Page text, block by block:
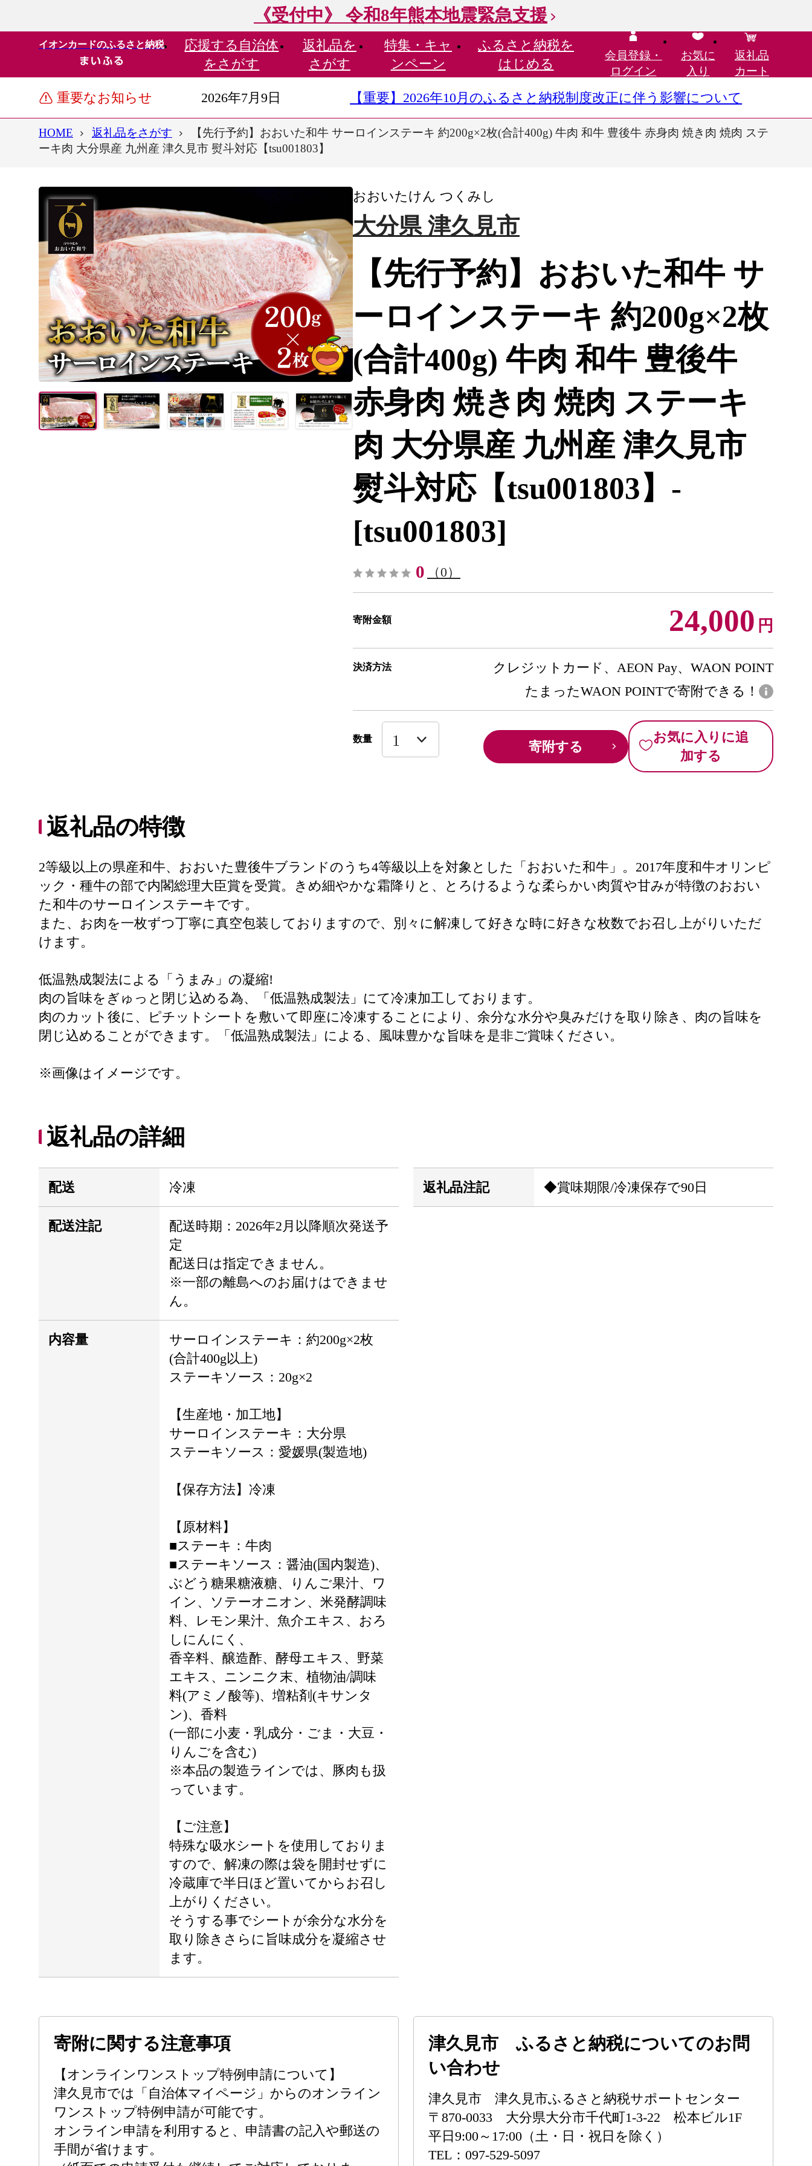
《受付中》 令和8年熊本地震緊急支援
イオンカードのふるさと納税 応援する 自治体
をさがす
返礼品を
さがす
特集・ キャ
ンペーン
ふるさと納税を
はじめる
会員登録・
ログイン
お気に
入り
返礼品
カート
重要なお知らせ 2026年7月9日 【重要】2026年10月のふるさと納税制度改正に伴う影響について
HOME 返礼品をさがす
【先行予約】おおいた和牛 サーロインステーキ 約200g×2枚(合計400g) 牛肉 和牛 豊後牛 赤身肉 焼き肉 焼肉 ステ
ーキ肉 大分県産 九州産 津久見市 熨斗対応【tsu001803】
おおいたけん つくみし
大分県 津久見市
【先行予約】おおいた和牛 サ
ーロインステーキ 約200g×2枚
(合計400g) 牛肉 和牛 豊後牛
赤身肉 焼き肉 焼肉 ステーキ
肉 大分県産 九州産 津久見市
熨斗対応【tsu001803】-
[tsu001803]
0 （0）
寄附金額 24,000 円
決済方法
クレジットカード、AEON Pay、WAON POINT
たまったWAON POINTで寄附できる！
数量 寄附する
お気に入りに追
加する
返礼品の特徴
2等級以上の県産和牛、おおいた豊後牛ブランドのうち4等級以上を対象とした「おおいた和牛」。2017年度和牛オリンピ
ック・種牛の部で内閣総理大臣賞を受賞。きめ細やかな霜降りと、とろけるような柔らかい肉質や甘みが特徴のおおい
た和牛のサーロインステーキです。
また、お肉を一枚ずつ丁寧に真空包装しておりますので、別々に解凍して好きな時に好きな枚数でお召し上がりいただ
けます。
低温熟成製法による「うまみ」の凝縮!
肉の旨味をぎゅっと閉じ込める為、「低温熟成製法」にて冷凍加工しております。
肉のカット後に、ピチットシートを敷いて即座に冷凍することにより、余分な水分や臭みだけを取り除き、肉の旨味を
閉じ込めることができます。「低温熟成製法」による、風味豊かな旨味を是非ご賞味ください。
※画像はイメージです。
返礼品の詳細
配送 冷凍
配送注記
配送時期：2026年2月以降順次発送予
定
配送日は指定できません。
※一部の離島へのお届けはできませ
ん。
内容量
サーロインステーキ：約200g×2枚
(合計400g以上)
ステーキソース：20g×2
【生産地・加工地】
サーロインステーキ：大分県
ステーキソース：愛媛県(製造地)
【保存方法】冷凍
【原材料】
■ステーキ：牛肉
■ステーキソース：醤油(国内製造)、
ぶどう糖果糖液糖、りんご果汁、ワ
イン、ソテーオニオン、米発酵調味
料、レモン果汁、魚介エキス、おろ
しにんにく、
香辛料、醸造酢、酵母エキス、野菜
エキス、ニンニク末、植物油/調味
料(アミノ酸等)、増粘剤(キサンタ
ン)、香料
(一部に小麦・乳成分・ごま・大豆・
りんごを含む)
※本品の製造ラインでは、豚肉も扱
っています。
【ご注意】
特殊な吸水シートを使用しておりま
すので、解凍の際は袋を開封せずに
冷蔵庫で半日ほど置いてからお召し
上がりください。
そうする事でシートが余分な水分を
取り除きさらに旨味成分を凝縮させ
ます。
返礼品注記 ◆賞味期限/冷凍保存で90日
寄附に関する注意事項
【オンラインワンストップ特例申請について】
津久見市では「自治体マイページ」からのオンライン
ワンストップ特例申請が可能です。
オンライン申請を利用すると、申請書の記入や郵送の
手間が省けます。
津久見市 ふるさと納税についてのお問
い合わせ
津久見市 津久見市ふるさと納税サポートセンター
〒870-0033 大分県大分市千代町1-3-22 松本ビル1F
平日9:00～17:00（土・日・祝日を除く）
TEL：097-529-5097